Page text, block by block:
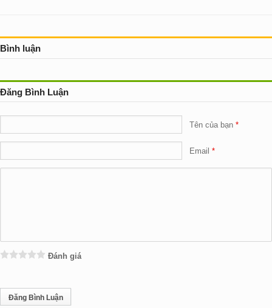
Bình luận
Đăng Bình Luận
Tên của bạn
Email
Đánh giá